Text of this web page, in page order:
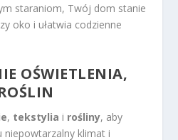
staraniom, Twój dom stanie
oko i ułatwia codzienne
OŚWIETLENIA,
, tekstylia i rośliny, aby
klimat i